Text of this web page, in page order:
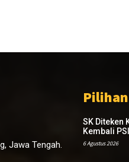
Jawa Tengah.
SK Diteken
Kembali
6 Agustus 2026